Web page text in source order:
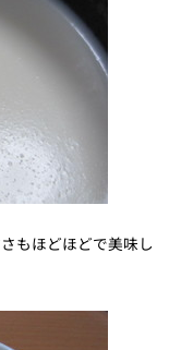
もほどほどで美味し